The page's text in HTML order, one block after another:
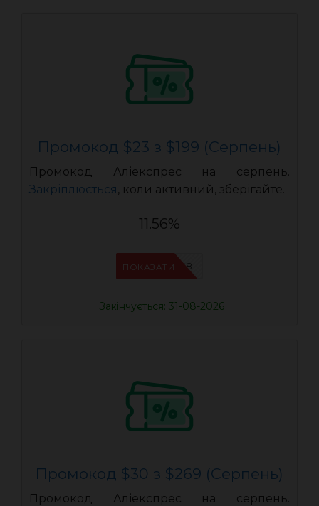
Промокод $23 з $199 (Серпень)
Промокод Аліекспрес на серпень.
Закріплюється, коли активний, зберігайте.
11.56%
IFPAB5K8
ПОКАЗАТИ
Закінчується: 31-08-2026
Промокод $30 з $269 (Серпень)
Промокод Аліекспрес на серпень.